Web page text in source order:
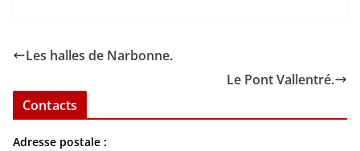
Les halles de Narbonne.
Le Pont Vallentré.
Contacts
Adresse postale :